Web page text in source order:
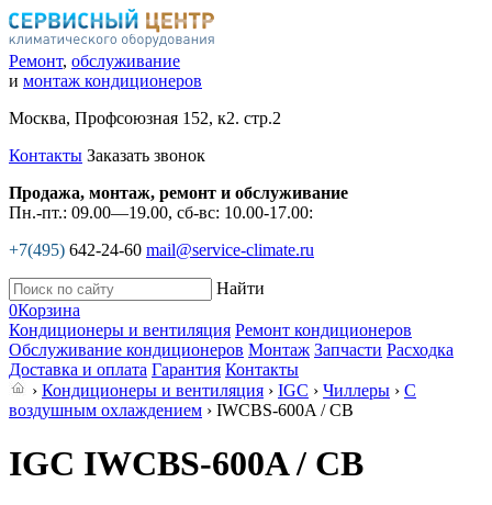
Ремонт, обслуживание
и монтаж кондиционеров
Москва, Профсоюзная 152, к2. стр.2
Контакты Заказать звонок
Продажа, монтаж, ремонт и обслуживание
Пн.-пт.: 09.00—19.00, сб-вс: 10.00-17.00:
+7(495) 642-24-60 mail@service-climate.ru
Найти
0Корзина
Кондиционеры и вентиляция Ремонт кондиционеров
Обслуживание кондиционеров Монтаж Запчасти Расходка
Доставка и оплата Гарантия Контакты
› Кондиционеры и вентиляция › IGC › Чиллеры › С
воздушным охлаждением › IWCBS-600A / CB
IGC IWCBS-600A / CB